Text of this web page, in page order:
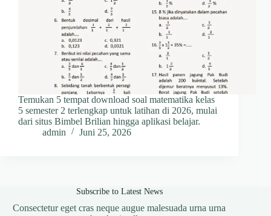
Temukan 5 tempat download soal matematika kelas
5 semester 2 terlengkap untuk latihan di 2026, mulai
dari situs Bimbel Brilian hingga aplikasi belajar.
admin
Juni 25, 2026
Subscribe to Latest News
Consectetur eget cras neque augue malesuada urna urna